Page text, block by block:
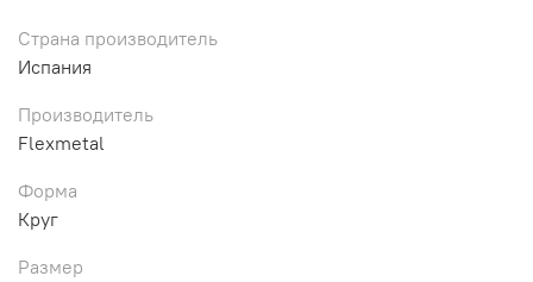
Страна производитель
Испания
Производитель
Flexmetal
Форма
Круг
Размер